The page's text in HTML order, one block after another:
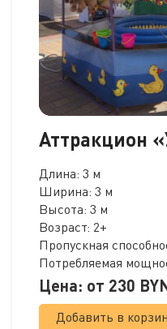
Аттракцион
Длина: 3 м
Ширина: 3 м
Высота: 3 м
Возраст: 2+
Пропускная
Потребляемая
Цена: от 230
Добавить в